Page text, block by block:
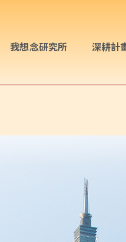
我想念研究所 深耕計